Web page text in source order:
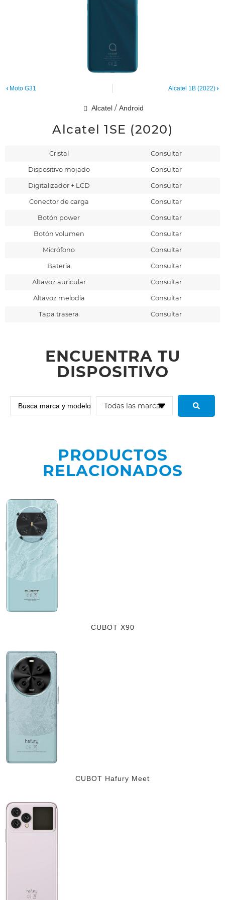
Moto G31 Alcatel 1B (2022)
Alcatel/ Android
Alcatel 1SE (2020)
Cristal Consultar
Dispositivo mojado Consultar
Digitalizador + LCD Consultar
Conector de carga Consultar
Botón power Consultar
Botón volumen Consultar
Micrófono Consultar
Batería Consultar
Altavoz auricular Consultar
Altavoz melodía Consultar
Tapa trasera Consultar
ENCUENTRA TU
DISPOSITIVO
PRODUCTOS
RELACIONADOS
CUBOT X90
CUBOT Hafury Meet